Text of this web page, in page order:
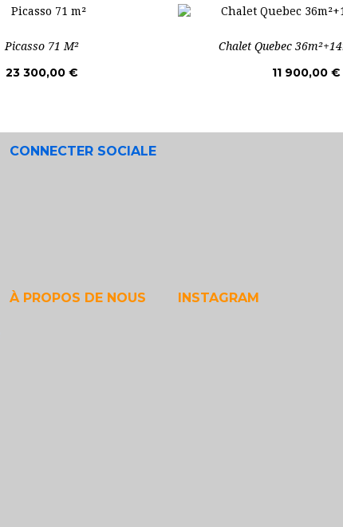
Picasso 71 M²
23 300,00 €
Chalet Quebec
11 900,00 €
CONNECTER SOCIALE
À PROPOS DE NOUS INSTAGRAM